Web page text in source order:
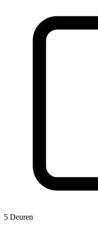
5 Deuren